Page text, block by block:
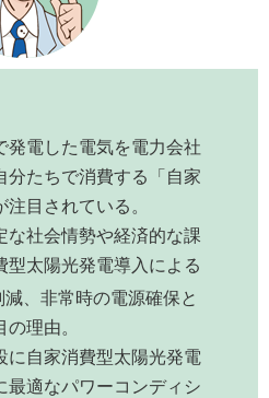
発電した電気を電力会社
分たちで消費する「自家
目されている。
な社会情勢や経済的な課
型太陽光発電導入による
、非常時の電源確保と
理由。
に自家消費型太陽光発電
最適なパワーコンディシ